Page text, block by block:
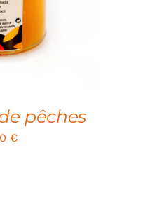
pêches
€